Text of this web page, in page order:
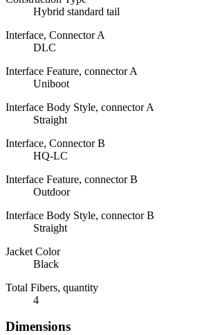
Hybrid standard tail
Interface, Connector A
DLC
Interface Feature, connector A
Uniboot
Interface Body Style, connector A
Straight
Interface, Connector B
HQ-LC
Interface Feature, connector B
Outdoor
Interface Body Style, connector B
Straight
Jacket Color
Black
Total Fibers, quantity
4
Dimensions